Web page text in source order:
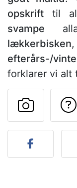
opskrift til
svampe
lækkerbisken
efterårs-/
forklarer vi alt
Send